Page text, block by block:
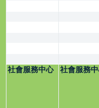
社會服務中心 社會服務